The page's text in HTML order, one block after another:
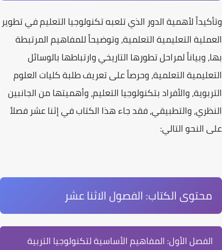
وتأكيداً لأهمية الدور الذي تلعبهتكنولوجيا التعليمفي تطوير
العملية التعليمية التعلمية، وتوضيحاً للمفاهيم المرتبطة
بها، وبياناً لمراحل تطورها التاريخي وارتباطها بالوسائل
التعليمية التعلمية، وحرصاً على تعريف طلبة كليات العلوم
التربوية، والأفراد بتكنولوجيا التعليم، وأهميتها من الجانبين
النظري، والتطبيقي، فقد جاء هذا الكتاب في إثنا عشر فصلاً
على النحو التالي:
محتوى الكتاب: الفصول الاثنا عشر
الفصل الأول: المفاهيم الأساسية لتكنولوجيا التربية